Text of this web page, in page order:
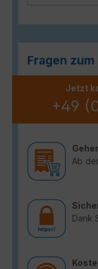
Fragen
Jetzt
+49
Ab
Dank